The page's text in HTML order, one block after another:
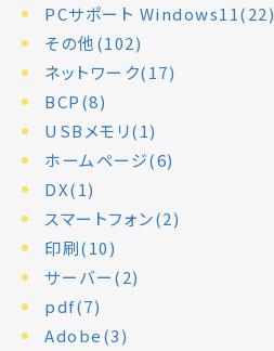
PCサポート Windows11(22)
その他(102)
ネットワーク(17)
BCP(8)
USBメモリ(1)
ホームページ(6)
DX(1)
スマートフォン(2)
印刷(10)
サーバー(2)
pdf(7)
Adobe(3)